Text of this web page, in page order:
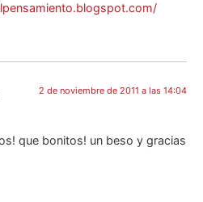
2 de noviembre de 2011 a las 14:04
que bonitos! un beso y gracias